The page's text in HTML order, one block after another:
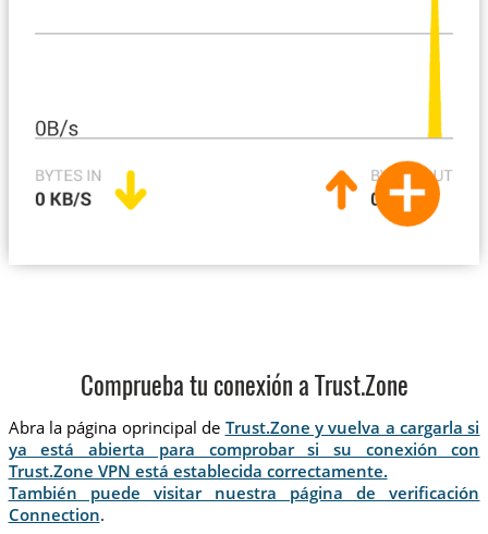
Comprueba tu conexión a Trust.Zone
Abra la página oprincipal de Trust.Zone y vuelva a cargarla si
ya está abierta para comprobar si su conexión con
Trust.Zone VPN está establecida correctamente.
También puede visitar nuestra página de verificación
Connection.